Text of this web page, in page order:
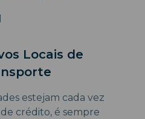
Locais de
estejam cada vez
crédito, é sempre